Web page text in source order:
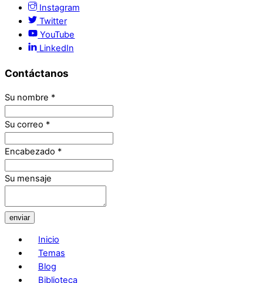
Instagram
Twitter
YouTube
LinkedIn
Contáctanos
Su nombre *
Su correo *
Encabezado *
Su mensaje
enviar
Inicio
Temas
Blog
Biblioteca